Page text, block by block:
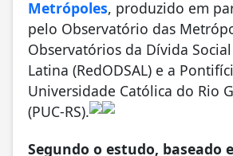
Metrópoles, produzido em
pelo Observatório das
Observatórios da Dívida
Latina (RedODSAL) e a
Universidade Católica do Rio
(PUC-RS).
Segundo o estudo, baseado